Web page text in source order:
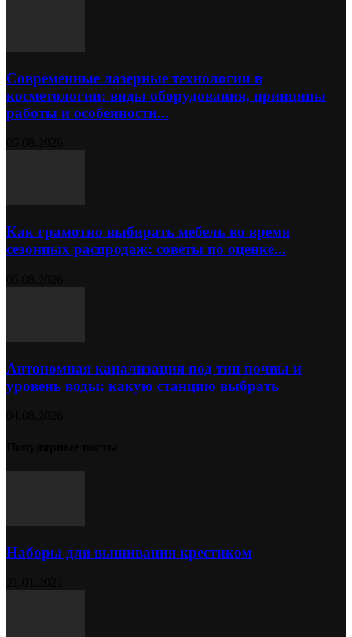
Современные лазерные технологии в
косметологии: виды оборудования, принципы
работы и особенности...
Как грамотно выбирать мебель во время
сезонных распродаж: советы по оценке...
Автономная канализация под тип почвы и
уровень воды: какую станцию выбрать
Наборы для вышивания крестиком